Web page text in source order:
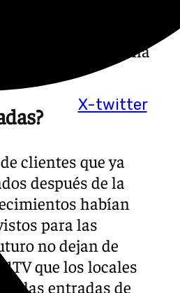
X-twitter
apunta a que
próximo 6 de
de septiembre. Una
clientes que ya
después de la
habían
para las
no dejan de
que los locales
las entradas de